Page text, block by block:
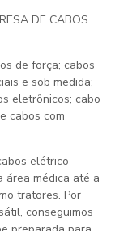
DE CABOS
de força; cabos
e sob medida;
eletrônicos; cabo
cabos com
elétrico
área médica até a
tratores. Por
conseguimos